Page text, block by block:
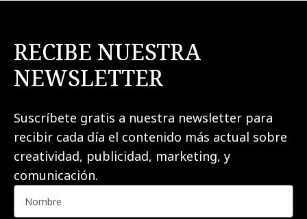
RECIBE NUESTRA
NEWSLETTER
Suscríbete gratis a nuestra newsletter para
recibir cada día el contenido más actual sobre
creatividad, publicidad, marketing, y
comunicación.